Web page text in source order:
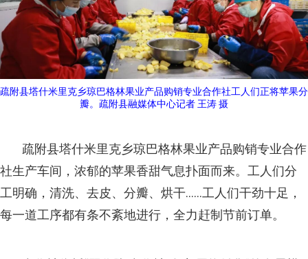
疏附县塔什米里克乡琼巴格林果业产品购销专业合作社工人们正将苹果分
瓣。疏附县融媒体中心记者 王涛 摄
疏附县塔什米里克乡琼巴格林果业产品购销专业合作
社生产车间，浓郁的苹果香甜气息扑面而来。工人们分
工明确，清洗、去皮、分瓣、烘干……工人们干劲十足，
每一道工序都有条不紊地进行，全力赶制节前订单。